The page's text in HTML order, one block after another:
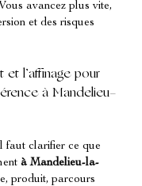
avancez plus vite,
et des risques
l’affinage pour
à Mandelieu-
faut clarifier ce que
à Mandelieu-la-
produit, parcours